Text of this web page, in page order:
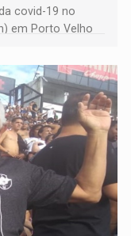
covid-19 no
em Porto Velho